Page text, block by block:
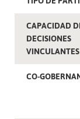
CAPACIDAD
DECISIONES
VINCULANTES
CO-